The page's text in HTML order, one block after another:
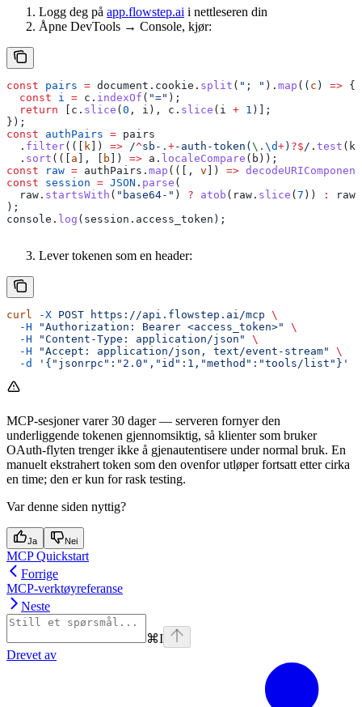
Logg deg på app.flowstep.ai i nettleseren din
Åpne DevTools → Console, kjør:
const pairs = document . cookie . split ( "; " ). map (( c ) => {
  const
i = c . indexOf ( "=" );
  return
c . slice ( 0 , i ), c . slice ( i + 1 )];
});
const authPairs = pairs
  .
filter(([ k ]) => /^sb- . +-auth-token ( \. \d+) ?$/ . test ( k
  .
sort (([ a ], [ b ]) => a . localeCompare ( b ));
const raw = authPairs . map (([, v ]) => decodeURIComponent
const session = JSON . parse (
  raw
. startsWith ( "base64-" ) ? atob ( raw . slice ( 7 )) : raw
);
console . log ( session . access_token );
Lever tokenen som en header:
curl -X POST https://api.flowstep.ai/mcp \
  -H
"Authorization: Bearer <access_token>"
\
  -H
"Content-Type: application/json"
\
  -H
"Accept: application/json, text/event-stream"
\
  -d
'{"jsonrpc":"2.0","id":1,"method":"tools/list"}'
MCP-sesjoner varer 30 dager — serveren fornyer den
underliggende tokenen gjennomsiktig, så klienter som bruker
OAuth-flyten trenger ikke å gjenautentisere under normal bruk. En
manuelt ekstrahert token som den ovenfor utløper fortsatt etter cirka
en time; den er kun for rask testing.
Var denne siden nyttig?
Ja Nei
MCP Quickstart
Forrige
MCP-verktøyreferanse
Neste
⌘I
Drevet av